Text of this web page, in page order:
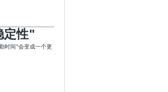
性"
时间"会变成一个更